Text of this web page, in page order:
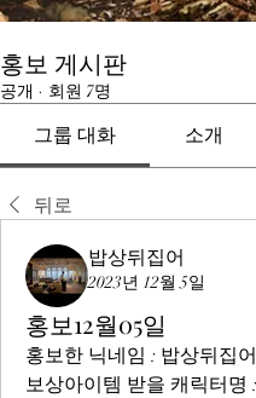
홍보 게시판
공개 · 회원 7명
그룹 대화 소개
뒤로
밥상뒤집어
2023년 12월 5일
홍보12월05일
홍보한 닉네임 : 밥상뒤집어
보상아이템 받을 캐릭터명